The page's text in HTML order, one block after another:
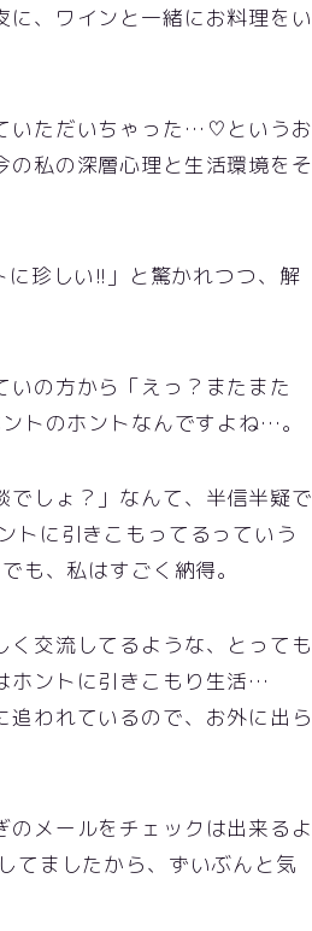
、ワインと一緒にお料理をい
いただいちゃった…♡というお
私の深層心理と生活環境をそ
珍しい!!」と驚かれつつ、解
いの方から「えっ？またまた
トのホントなんですよね…。
しょ？」なんて、半信半疑で
トに引きこもってるっていう
も、私はすごく納得。
交流してるような、とっても
ホントに引きこもり生活…
追われているので、お外に出ら
メールをチェックは出来るよ
てましたから、ずいぶんと気